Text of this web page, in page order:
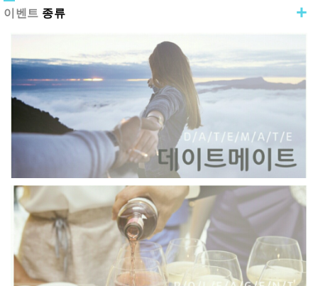
이벤트 종류 +